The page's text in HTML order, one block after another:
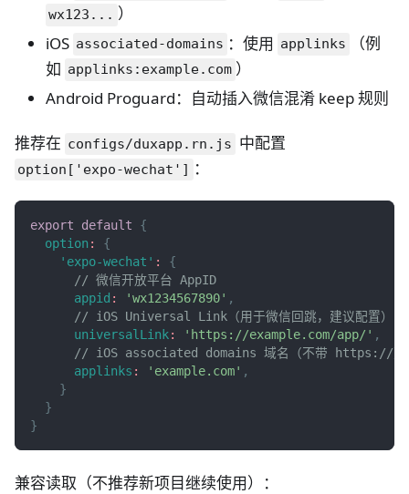
wx123... ）
iOS associated-domains ：使用 applinks
（例
如 applinks:example.com ）
Android Proguard：自动插入微信混淆 keep 规则
推荐在 configs/duxapp.rn.js 中配置
option['expo-wechat'] ：
export default
{
option :
{
'expo-wechat' :
{
// 微信开放平台 AppID
appid : 'wx1234567890' ,
// iOS Universal Link（用于微信回跳，建议配置）
universalLink: 'https://example.com/app/' ,
// iOS associated domains 域名（不带 https://）
applinks : 'example.com' ,
}
}
}
兼容读取（不推荐新项目继续使用）：